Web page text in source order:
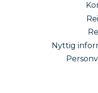
Nyttig